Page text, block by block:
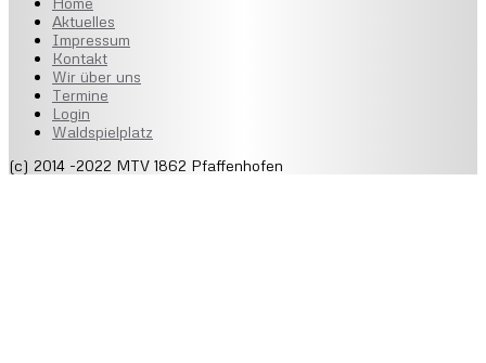
Aktuelles
Impressum
Kontakt
Wir über uns
Termine
Login
Waldspielplatz
(c) 2014 -2022 MTV 1862 Pfaffenhofen